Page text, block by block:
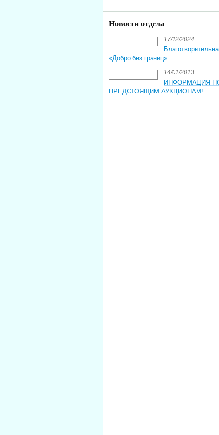
Новости отдела
17/12/2024
«Добро без границ»
14/01/2013
ИНФОРМАЦИЯ
ПРЕДСТОЯЩИМ АУКЦИОНАМ!